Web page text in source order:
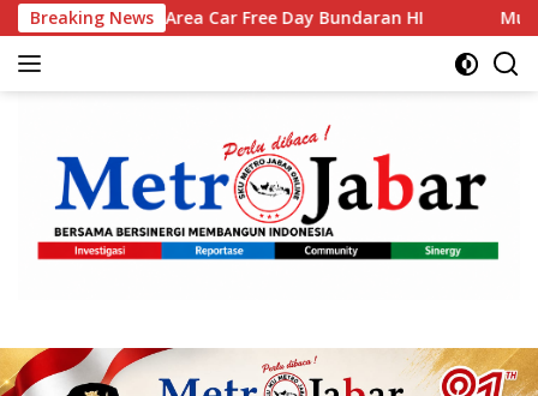
Langsung
ke
konten
Breaking News
Car Free Day Bundaran HI Muktamar XVI Tapak